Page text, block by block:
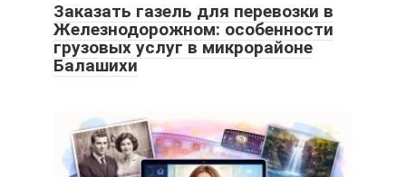
Заказать газель для перевозки в
Железнодорожном: особенности
грузовых услуг в микрорайоне
Балашихи